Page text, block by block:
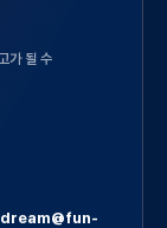
가 될 수
dream@fun-